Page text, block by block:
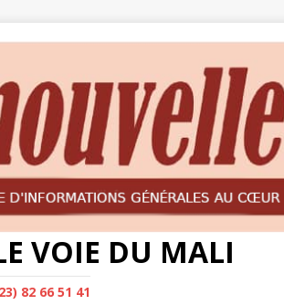
VOIE DU MALI
82 66 51 41